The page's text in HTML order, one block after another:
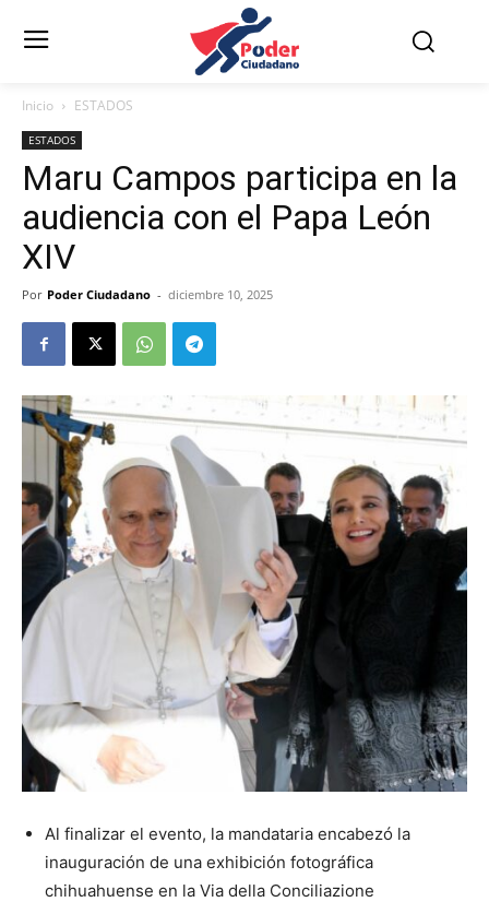
Inicio ESTADOS
ESTADOS
Maru Campos participa en la
audiencia con el Papa León
XIV
Por Poder Ciudadano - diciembre 10, 2025
Al finalizar el evento, la mandataria encabezó la
inauguración de una exhibición fotográfica
chihuahuense en la Via della Conciliazione